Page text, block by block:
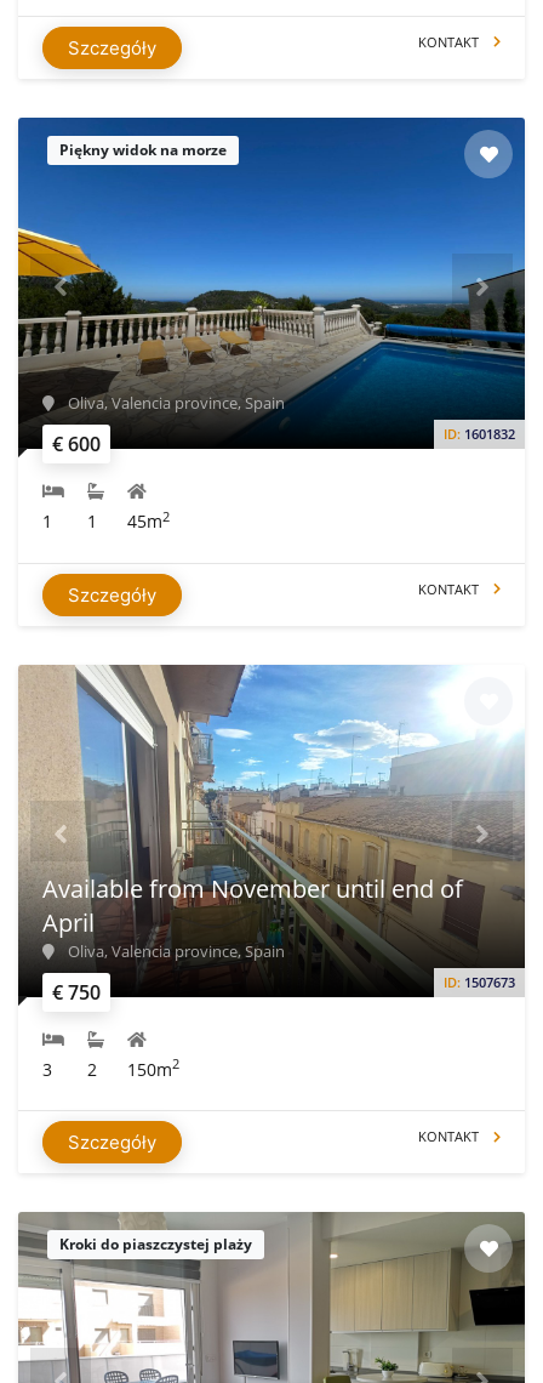
Szczegóły KONTAKT
Piękny widok na morze
€ 600 ID: 1601832
Oliva, Valencia province, Spain
1 1 45m2
Szczegóły KONTAKT
€ 750 ID: 1507673
Available from November until end of
April
Oliva, Valencia province, Spain
3 2 150m2
Szczegóły KONTAKT
Kroki do piaszczystej plaży